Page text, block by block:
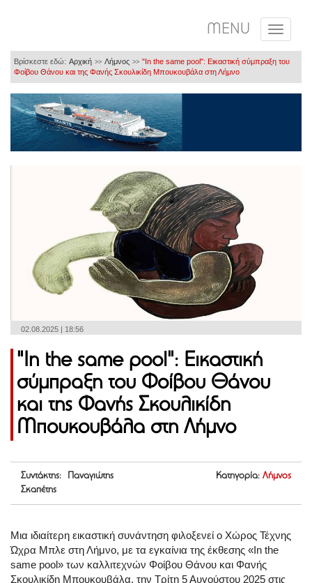
MENU
Βρίσκεστε εδώ: Αρχική >> Λήμνος >> "In the same pool": Εικαστική σύμπραξη του
Φοίβου Θάνου και της Φανής Σκουλικίδη Μπουκουβάλα στη Λήμνο
02.08.2025 | 18:56
"In the same pool": Εικαστική
σύμπραξη του Φοίβου Θάνου
και της Φανής Σκουλικίδη
Μπουκουβάλα στη Λήμνο
Συντάκτης: Παναγιώτης
Σκαπέτης
Κατηγορία: Λήμνος
Μια ιδιαίτερη εικαστική συνάντηση φιλοξενεί ο Χώρος Τέχνης
Ώχρα Μπλε στη Λήμνο, με τα εγκαίνια της έκθεσης «In the
same pool» των καλλιτεχνών Φοίβου Θάνου και Φανής
Σκουλικίδη Μπουκουβάλα, την Τρίτη 5 Αυγούστου 2025 στις